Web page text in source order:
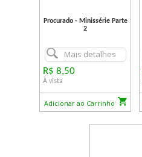
Procurado - Minissérie Parte
2
Mais detalhes
R$ 8,50
À vista
Adicionar ao Carrinho